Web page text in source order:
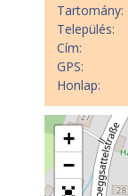
Tartomány:
Település:
Cím:
GPS:
Honlap:
+
−